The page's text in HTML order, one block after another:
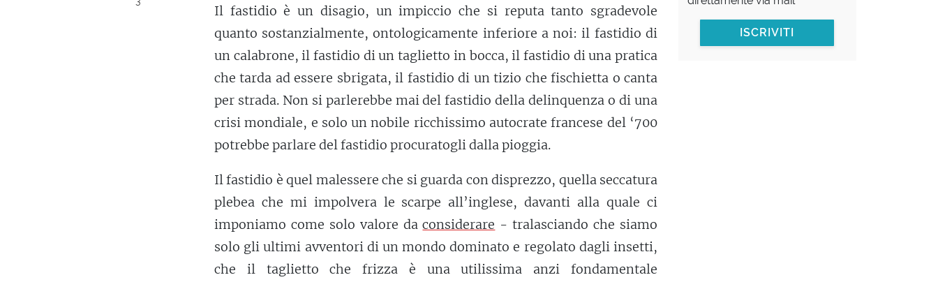
Il fastidio è un disagio, un impiccio che si reputa tanto sgradevole
quanto sostanzialmente, ontologicamente inferiore a noi: il fastidio di
un calabrone, il fastidio di un taglietto in bocca, il fastidio di una pratica
che tarda ad essere sbrigata, il fastidio di un tizio che fischietta o canta
per strada. Non si parlerebbe mai del fastidio della delinquenza o di una
crisi mondiale, e solo un nobile ricchissimo autocrate francese del ‘700
potrebbe parlare del fastidio procuratogli dalla pioggia.
Il fastidio è quel malessere che si guarda con disprezzo, quella seccatura
plebea che mi impolvera le scarpe all’inglese, davanti alla quale ci
imponiamo come solo valore daconsiderare - tralasciando che siamo
solo gli ultimi avventori di un mondo dominato e regolato dagli insetti,
che il taglietto che frizza è una utilissima anzi fondamentale
ISCRIVITI